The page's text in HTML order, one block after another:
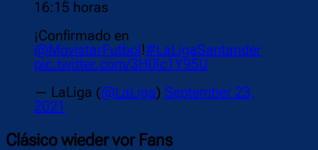
16:15 horas
¡Confirmado en
@MovistarFutbol!#LaLigaSantander
pic.twitter.com/3H0lc1Y95U
— LaLiga (@LaLiga) September 23,
2021
Clásico wieder vor Fans